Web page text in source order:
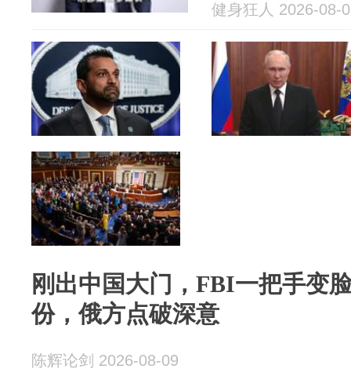
健身狂人 2026-08-
刚出中国大门，FBI一把手变
份，俄方点破深意
陈辉论剑 2026-08-09